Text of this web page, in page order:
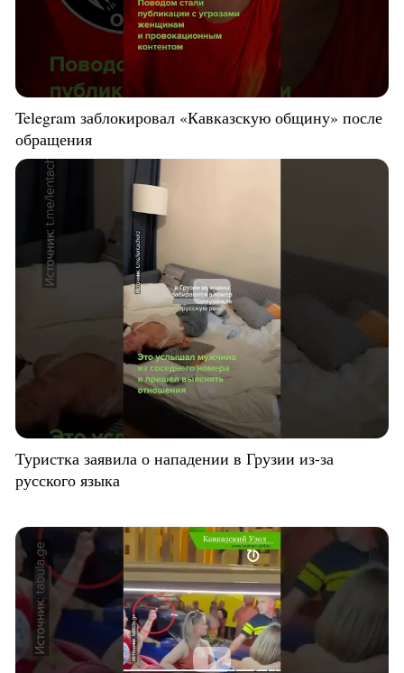
Telegram заблокировал «Кавказскую общину» после
обращения
Туристка заявила о нападении в Грузии из-за
русского языка